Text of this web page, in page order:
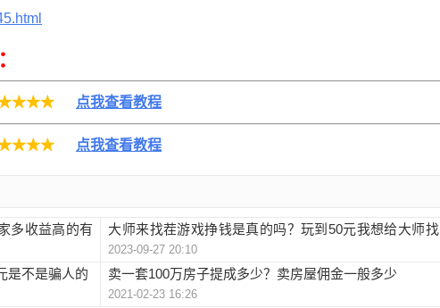
点我查看教程
点我查看教程
多收益高的有
大师来找茬游戏挣钱是真的吗？玩到50元我想给大师找
茬
2023-09-27 20:10
是不是骗人的 卖一套100万房子提成多少？卖房屋佣金一般多少
2021-02-23 16:26